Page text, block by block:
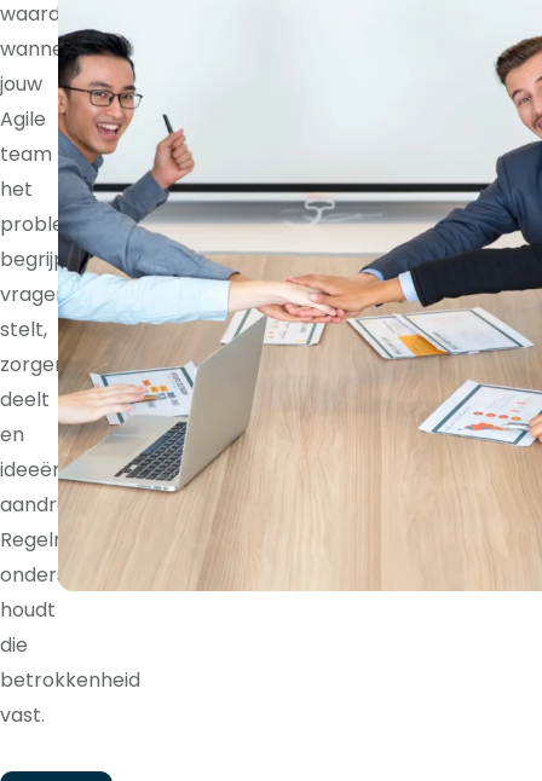
waardevoller
wanneer
jouw
Agile
team
het
probleem
begrijpt,
vragen
stelt,
zorgen
deelt
en
ideeën
aandraagt.
Regelmatige
ondersteuning
houdt
die
betrokkenheid
vast.